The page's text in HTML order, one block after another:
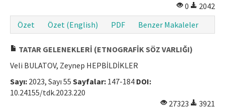
İletişim
Makale Gönder
0
2042
Özet
Özet (English) PDF Benzer Makaleler
TATAR GELENEKLERİ (ETNOGRAFİK SÖZ VARLIĞI)
Veli BULATOV, Zeynep HEPBİLDİKLER
Sayı: 2023, Sayı 55 Sayfalar: 147-184 DOI:
10.24155/tdk.2023.220
27323
3921